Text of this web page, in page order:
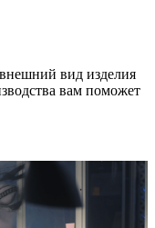
вид изделия
вам поможет